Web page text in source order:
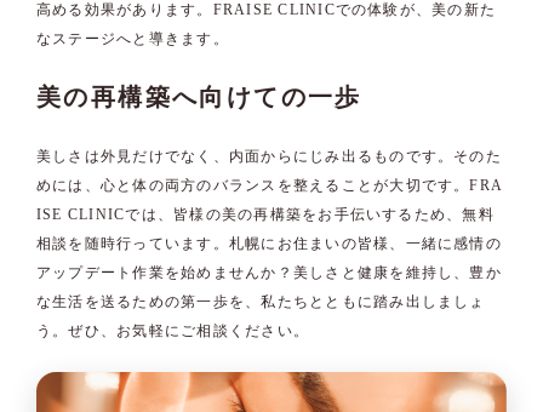
高める効果があります。FRAISE CLINICでの体験が、美の新た
なステージへと導きます。
美の再構築へ向けての一歩
美しさは外見だけでなく、内面からにじみ出るものです。そのた
めには、心と体の両方のバランスを整えることが大切です。FRA
ISE CLINICでは、皆様の美の再構築をお手伝いするため、無料
相談を随時行っています。札幌にお住まいの皆様、一緒に感情の
アップデート作業を始めませんか？美しさと健康を維持し、豊か
な生活を送るための第一歩を、私たちとともに踏み出しましょ
う。ぜひ、お気軽にご相談ください。